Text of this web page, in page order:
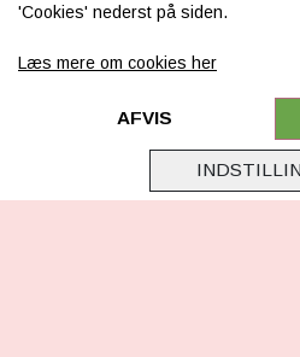
Levering & betaling
FAQ
Virksomhedsoplysninger
'Cookies' nederst på siden.
Læs mere om cookies her
AFVIS